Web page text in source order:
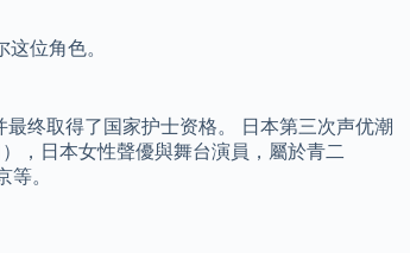
位角色。
终取得了国家护士资格。 日本第三次声优潮
，日本女性聲優與舞台演員，屬於青二
。